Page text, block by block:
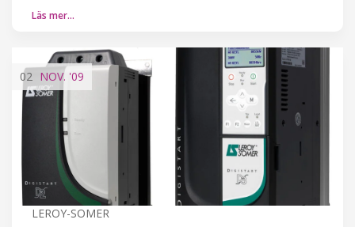
Läs mer…
02 NOV. '09
LEROY-SOMER